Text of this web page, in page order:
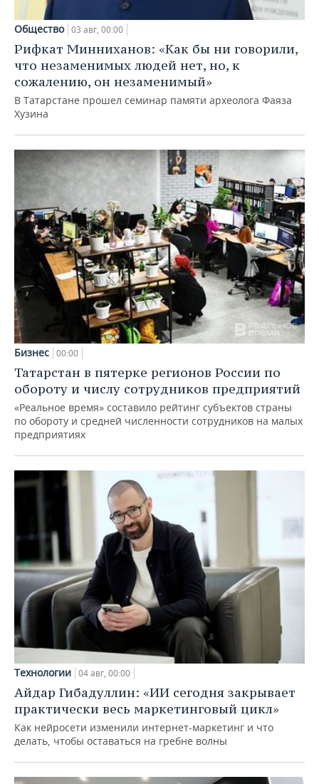
Общество 03 авг, 00:00
Рифкат Минниханов: «Как бы ни говорили,
что незаменимых людей нет, но, к
сожалению, он незаменимый»
В Татарстане прошел семинар памяти археолога Фаяза
Хузина
Бизнес 00:00
Татарстан в пятерке регионов России по
обороту и числу сотрудников предприятий
«Реальное время» составило рейтинг субъектов страны
по обороту и средней численности сотрудников на малых
предприятиях
Технологии 04 авг, 00:00
Айдар Гибадуллин: «ИИ сегодня закрывает
практически весь маркетинговый цикл»
Как нейросети изменили интернет-маркетинг и что
делать, чтобы оставаться на гребне волны